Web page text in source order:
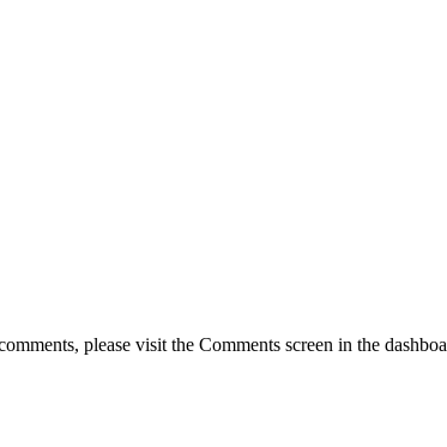
please visit the Comments screen in the